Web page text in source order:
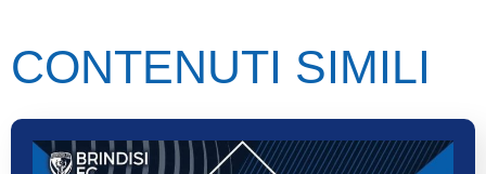
CONTENUTI SIMILI